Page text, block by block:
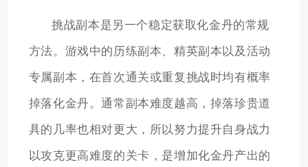
挑战副本是另一个稳定获取化金丹的常规
方法。游戏中的历练副本、精英副本以及活动
专属副本，在首次通关或重复挑战时均有概率
掉落化金丹。通常副本难度越高，掉落珍贵道
具的几率也相对更大，所以努力提升自身战力
以攻克更高难度的关卡，是增加化金丹产出的